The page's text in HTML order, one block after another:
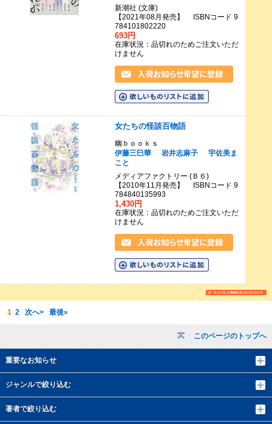
このページのトップへ
重要なお知らせ
ジャンルで絞り込む
著者で絞り込む
新潮社 (文庫)
【2021年08月発売】 ISBNコード 9
784101802220
693円
在庫状況：品切れのためご注文いただ
けません
女たちの怪談百物語
幽ｂｏｏｋｓ
伊藤三巳華
岩井志麻子
宇佐美ま
こと
メディアファクトリー (Ｂ６)
【2010年11月発売】 ISBNコード 9
784840135993
1,430円
在庫状況：品切れのためご注文いただ
けません
1 2 次へ> 最後»